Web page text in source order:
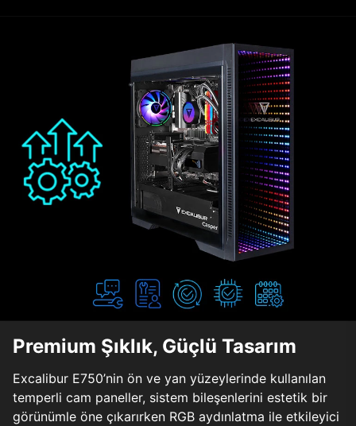
Premium Şıklık, Güçlü Tasarım
Excalibur E750’nin ön ve yan yüzeylerinde kullanılan
temperli cam paneller, sistem bileşenlerini estetik bir
görünümle öne çıkarırken RGB aydınlatma ile etkileyici